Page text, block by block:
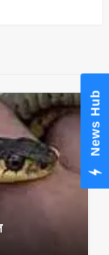
News Hub